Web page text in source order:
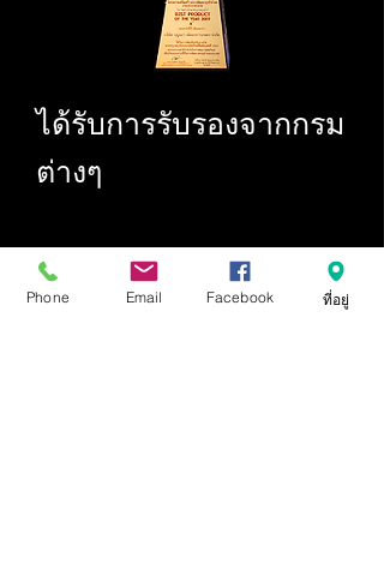
ได้รับการรับรองจากกรม
ต่างๆ
Phone Email Facebook ที่อยู่